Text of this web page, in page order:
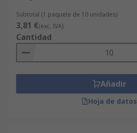
Subtotal (1 paquete de 10 unidades)
3,81 €(exc. IVA)
Cantidad
Añadir
Hoja de datos